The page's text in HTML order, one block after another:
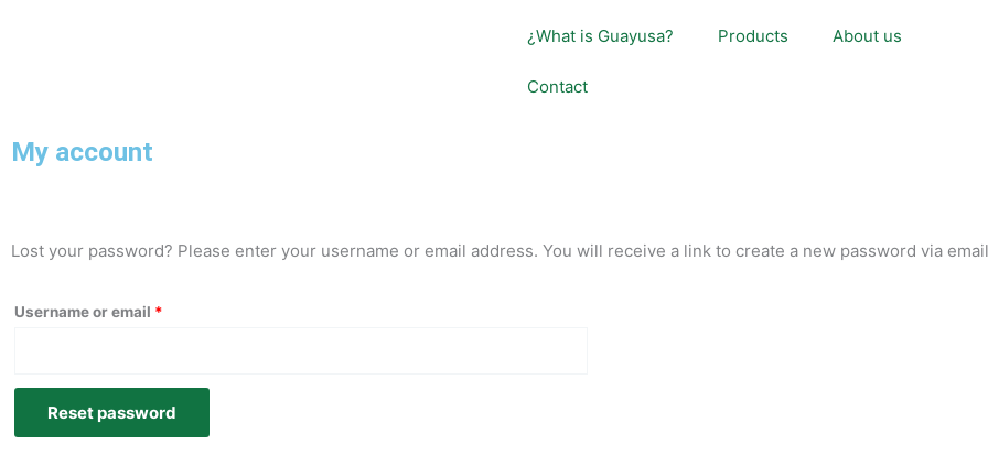
¿What is Guayusa? Products About us
Contact
My account
Lost your password? Please enter your username or email address. You will receive a link to create a new password via
Username or email *
Reset password